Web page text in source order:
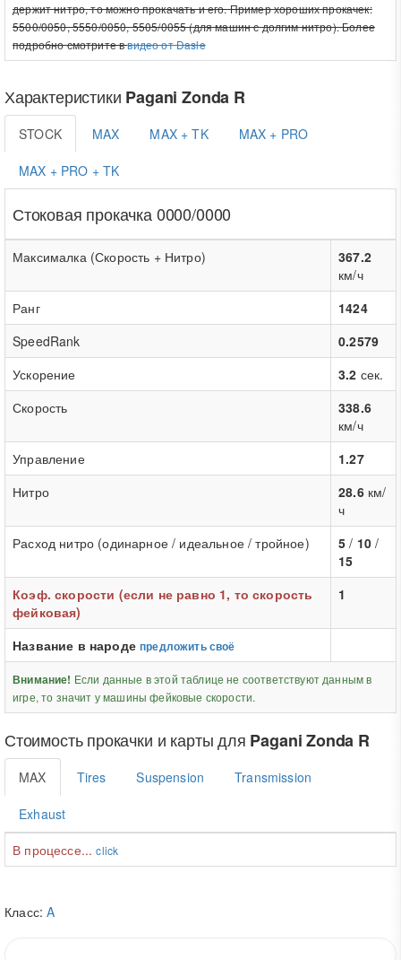
держит нитро, то можно прокачать и его. Пример хороших прокачек:
5500/0050, 5550/0050, 5505/0055 (для машин с долгим нитро). Более
подробно смотрите ввидео от Dasle
Характеристики Pagani Zonda R
STOCK MAX MAX + TK MAX + PRO
MAX + PRO + TK
Стоковая прокачка 0000/0000
Максималка (Скорость + Нитро)
367.2
км/ч
Ранг
1424
SpeedRank
0.2579
Ускорение
3.2 сек.
Скорость
338.6
км/ч
Управление
1.27
Нитро
28.6км/
ч
Расход нитро (одинарное / идеальное / тройное)
5 / 10 /
15
Коэф. скорости (если не равно 1, то скорость
фейковая)
1
Название в народепредложить своё
Внимание! Если данные в этой таблице не соответствуют данным в
игре, то значит у машины фейковые скорости.
Стоимость прокачки и карты для Pagani Zonda R
MAX Tires Suspension Transmission
Exhaust
В процессе...click
Класс:A